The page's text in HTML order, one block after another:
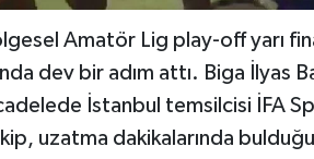
Amatör Lig play-off yarı
dev bir adım attı. Biga İlyas
İstanbul temsilcisi İFA
uzatma dakikalarında